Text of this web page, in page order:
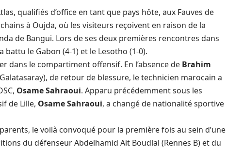
qualifiés d’office en tant que pays hôte, aux Fauves de
à Oujda, où les visiteurs reçoivent en raison de la
de Bangui. Lors de ses deux premières rencontres dans
le Gabon (4-1) et le Lesotho (1-0).
dans le compartiment offensif. En l’absence de Brahim
de retour de blessure, le technicien marocain a
Osame Sahraoui. Apparu précédemment sous les
de Lille, Osame Sahraoui, a changé de nationalité sportive
le voilà convoqué pour la première fois au sein d’une
du défenseur Abdelhamid Ait Boudlal (Rennes B) et du